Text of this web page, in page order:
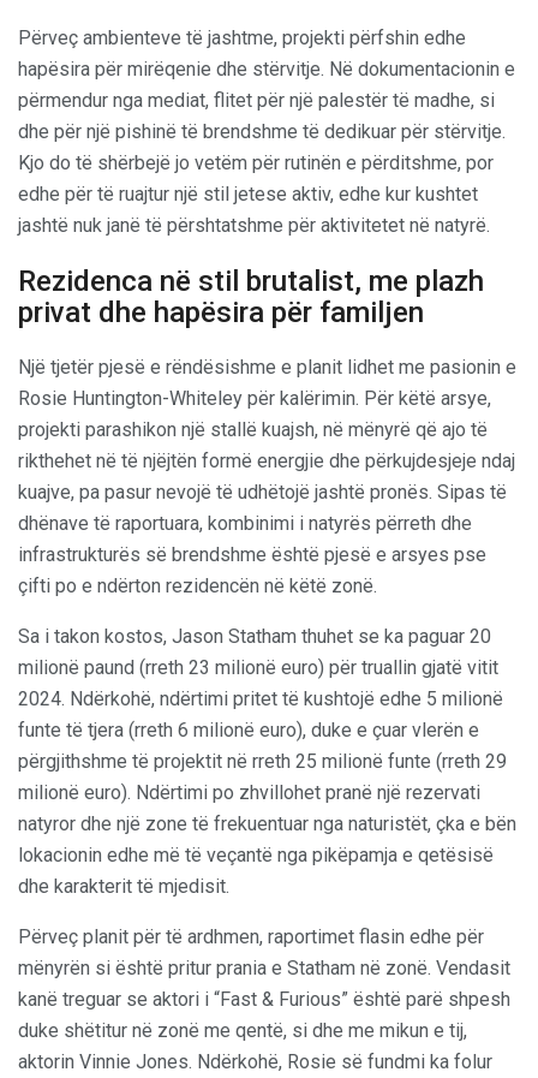
Përveç ambienteve të jashtme, projekti përfshin edhe
hapësira për mirëqenie dhe stërvitje. Në dokumentacionin e
përmendur nga mediat, flitet për një palestër të madhe, si
dhe për një pishinë të brendshme të dedikuar për stërvitje.
Kjo do të shërbejë jo vetëm për rutinën e përditshme, por
edhe për të ruajtur një stil jetese aktiv, edhe kur kushtet
jashtë nuk janë të përshtatshme për aktivitetet në natyrë.
Rezidenca në stil brutalist, me plazh
privat dhe hapësira për familjen
Një tjetër pjesë e rëndësishme e planit lidhet me pasionin e
Rosie Huntington-Whiteley për kalërimin. Për këtë arsye,
projekti parashikon një stallë kuajsh, në mënyrë që ajo të
rikthehet në të njëjtën formë energjie dhe përkujdesjeje ndaj
kuajve, pa pasur nevojë të udhëtojë jashtë pronës. Sipas të
dhënave të raportuara, kombinimi i natyrës përreth dhe
infrastrukturës së brendshme është pjesë e arsyes pse
çifti po e ndërton rezidencën në këtë zonë.
Sa i takon kostos, Jason Statham thuhet se ka paguar 20
milionë paund (rreth 23 milionë euro) për truallin gjatë vitit
2024. Ndërkohë, ndërtimi pritet të kushtojë edhe 5 milionë
funte të tjera (rreth 6 milionë euro), duke e çuar vlerën e
përgjithshme të projektit në rreth 25 milionë funte (rreth 29
milionë euro). Ndërtimi po zhvillohet pranë një rezervati
natyror dhe një zone të frekuentuar nga naturistët, çka e bën
lokacionin edhe më të veçantë nga pikëpamja e qetësisë
dhe karakterit të mjedisit.
Përveç planit për të ardhmen, raportimet flasin edhe për
mënyrën si është pritur prania e Statham në zonë. Vendasit
kanë treguar se aktori i “Fast & Furious” është parë shpesh
duke shëtitur në zonë me qentë, si dhe me mikun e tij,
aktorin Vinnie Jones. Ndërkohë, Rosie së fundmi ka folur